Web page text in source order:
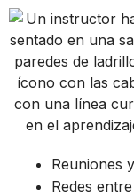
Reuniones
Redes